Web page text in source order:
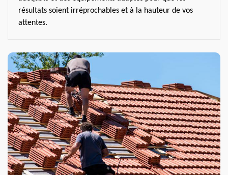
résultats soient irréprochables et à la hauteur de vos
attentes.